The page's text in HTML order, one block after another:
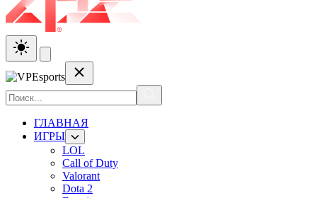
ГЛАВНАЯ
ИГРЫ
LOL
Call of Duty
Valorant
Dota 2